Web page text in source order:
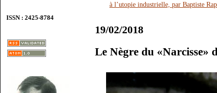
ISSN : 2425-8784
à l’utopie industrielle, par Baptiste
19/02/2018
Le Nègre du «Narcisse»